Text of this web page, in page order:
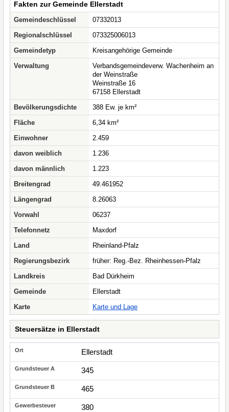
Fakten zur Gemeinde Ellerstadt
Gemeindeschlüssel
07332013
Regionalschlüssel
073325006013
Gemeindetyp
Kreisangehörige Gemeinde
Verwaltung
Verbandsgemeindeverw. Wachenheim an
der Weinstraße
Weinstraße 16
67158 Ellerstadt
Bevölkerungsdichte
388 Ew. je km²
Fläche
6,34 km²
Einwohner
2.459
davon weiblich
1.236
davon männlich
1.223
Breitengrad
49.461952
Längengrad
8.26063
Vorwahl
06237
Telefonnetz
Maxdorf
Land
Rheinland-Pfalz
Regierungsbezirk
früher: Reg.-Bez. Rheinhessen-Pfalz
Landkreis
Bad Dürkheim
Gemeinde
Ellerstadt
Karte
Karte und Lage
Steuersätze in Ellerstadt
Ellerstadt
345
465
380